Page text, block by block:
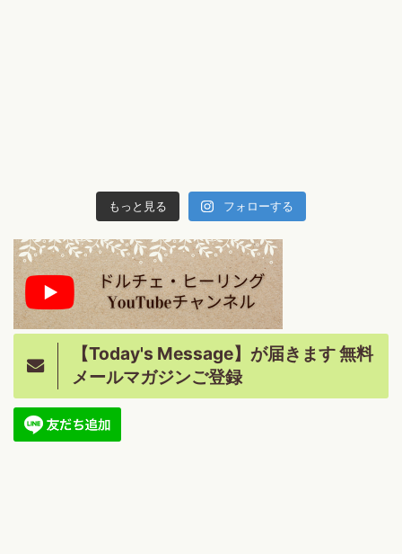
もっと見る フォローする
【Today's Message】が届きます 無料
メールマガジンご登録